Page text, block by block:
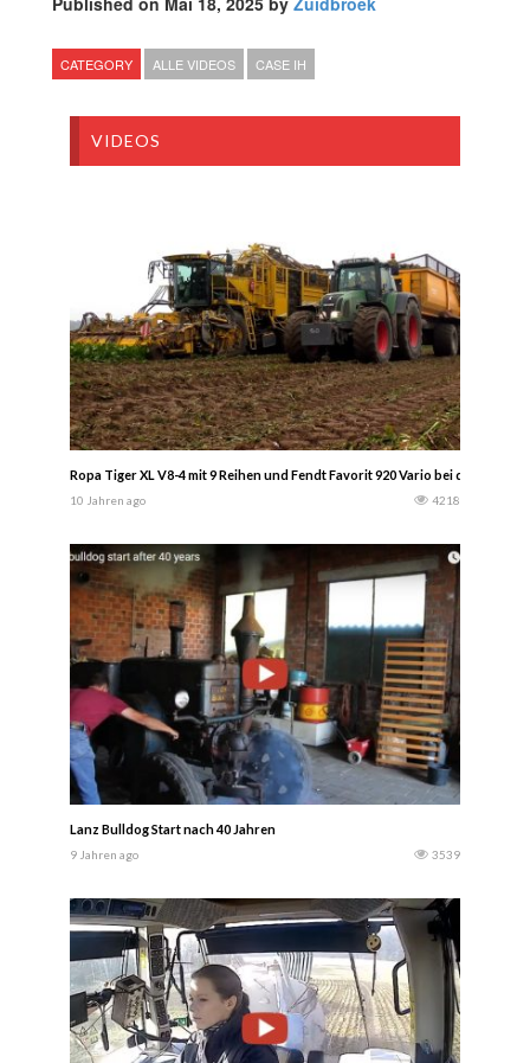
CATEGORY ALLE VIDEOS CASE IH
VIDEOS
Ropa Tiger XL V8-4 mit 9 Reihen und Fendt Favorit 920 Vario bei der
10 Jahren ago 4218
Lanz Bulldog Start nach 40 Jahren
9 Jahren ago 3539